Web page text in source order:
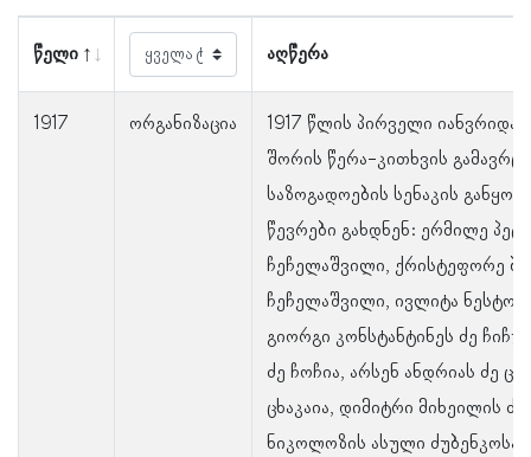
წელი აღწერა
1917 ორგანიზაცია
1917 წლის პირველი
შორის წერა-კითხვის
საზოგადოების სენაკის
წევრები გახდნენ: ერმილე
ჩეჩელაშვილი, ქრისტეფორე
ჩეჩელაშვილი, ივლიტა
გიორგი კონსტანტინეს ძე
ძე ჩოჩია, არსენ ანდრიას ძე
ცხაკაია, დიმიტრი მიხეილის ძე
ნიკოლოზის ასული ძუბენკოსა